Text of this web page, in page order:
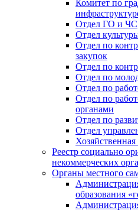
Комитет по
Отдел ГО и ЧС
Отдел
Отдел по
закупок
Отдел по
Отдел по
Отдел по
Отдел по
органами
Отдел по
Отдел
Реестр социально
некоммерческих
Органы местного
образования